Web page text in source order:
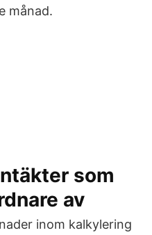
månad.
som
av
inom kalkylering